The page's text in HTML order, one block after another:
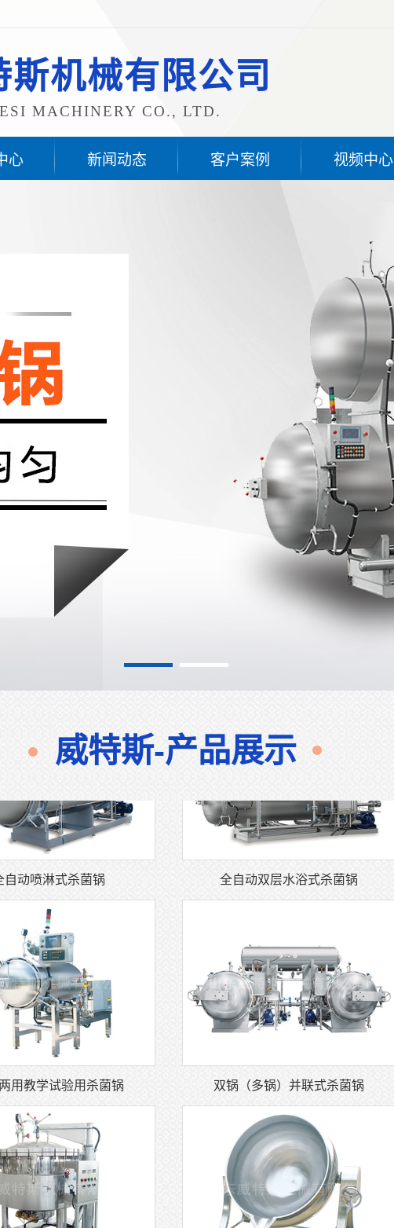
机械有限公司
MACHINERY CO., LTD.
心 新闻动态 客户案例 视频中心
威特斯-产品展示
自动喷淋式杀菌锅 全自动双层水浴式杀菌锅
用教学试验用杀菌锅